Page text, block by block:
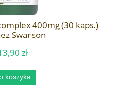
400mg (30 kaps.)
Swanson
zł
koszyka